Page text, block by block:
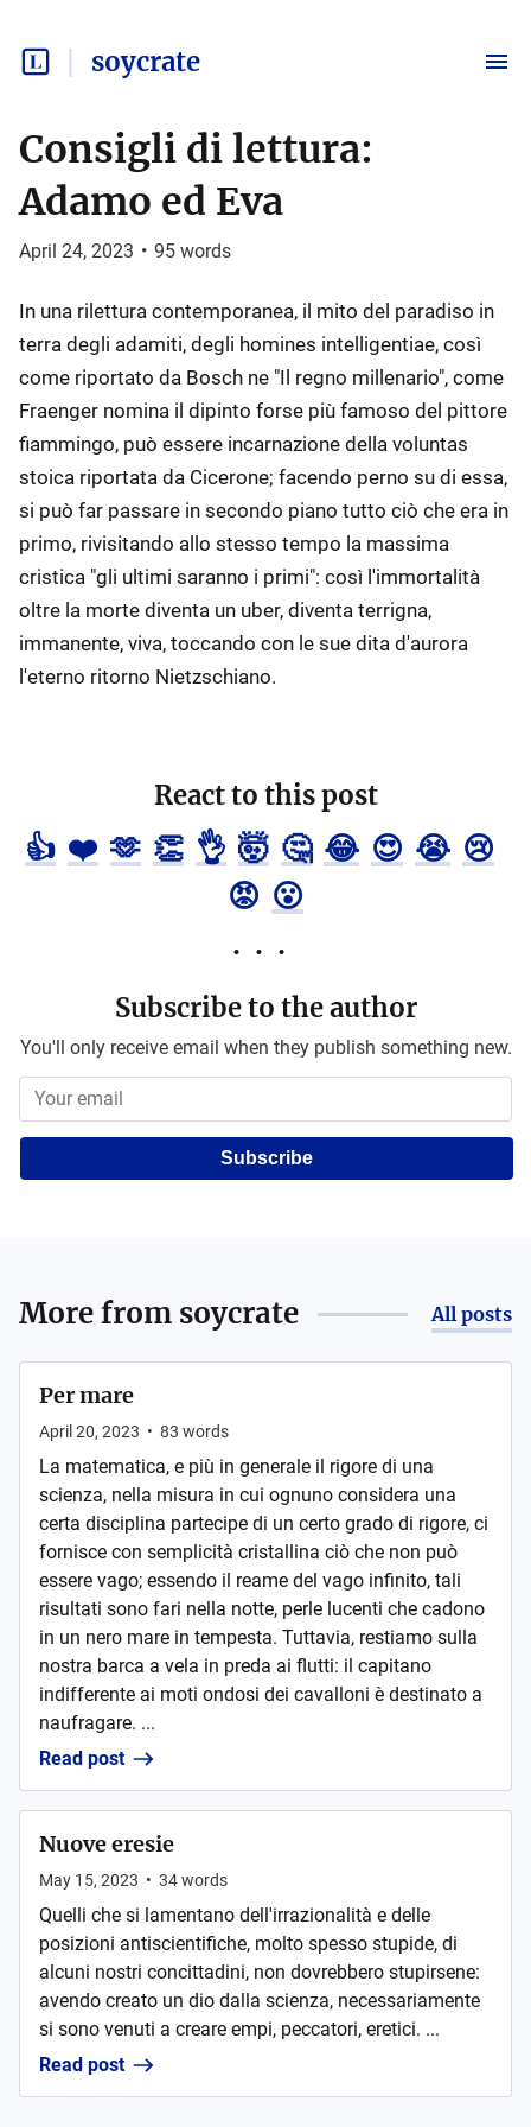
soycrate
Consigli di lettura:
Adamo ed Eva
April 24, 2023 • 95 words
In una rilettura contemporanea, il mito del paradiso in
terra degli adamiti, degli homines intelligentiae, così
come riportato da Bosch ne "Il regno millenario", come
Fraenger nomina il dipinto forse più famoso del pittore
fiammingo, può essere incarnazione della voluntas
stoica riportata da Cicerone; facendo perno su di essa,
si può far passare in secondo piano tutto ciò che era in
primo, rivisitando allo stesso tempo la massima
cristica "gli ultimi saranno i primi": così l'immortalità
oltre la morte diventa un uber, diventa terrigna,
immanente, viva, toccando con le sue dita d'aurora
l'eterno ritorno Nietzschiano.
React to this post
👍 ❤️ 🫶 👏 👌 🤯 🤔 😂 😍 😭 😢
😡 😮
Subscribe to the author
You'll only receive email when they publish something new.
Subscribe
More from soycrate All posts
Per mare
April 20, 2023 • 83 words
La matematica, e più in generale il rigore di una
scienza, nella misura in cui ognuno considera una
certa disciplina partecipe di un certo grado di rigore, ci
fornisce con semplicità cristallina ciò che non può
essere vago; essendo il reame del vago infinito, tali
risultati sono fari nella notte, perle lucenti che cadono
in un nero mare in tempesta. Tuttavia, restiamo sulla
nostra barca a vela in preda ai flutti: il capitano
indifferente ai moti ondosi dei cavalloni è destinato a
naufragare. ...
Read post
Nuove eresie
May 15, 2023 • 34words
Quelli che si lamentano dell'irrazionalità e delle
posizioni antiscientifiche, molto spesso stupide, di
alcuni nostri concittadini, non dovrebbero stupirsene:
avendo creato un dio dalla scienza, necessariamente
si sono venuti a creare empi, peccatori, eretici. ...
Read post